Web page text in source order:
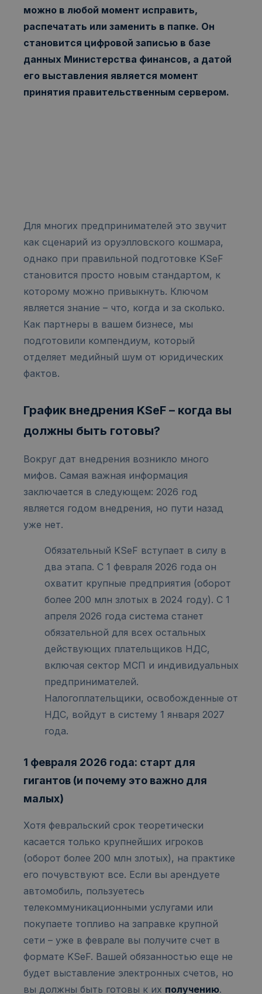
можно в любой момент исправить,
распечатать или заменить в папке. Он
становится цифровой записью в базе
данных Министерства финансов, а датой
его выставления является момент
принятия правительственным сервером.
Для многих предпринимателей это звучит
как сценарий из оруэлловского кошмара,
однако при правильной подготовке KSeF
становится просто новым стандартом, к
которому можно привыкнуть. Ключом
является знание – что, когда и за сколько.
Как партнеры в вашем бизнесе, мы
подготовили компендиум, который
отделяет медийный шум от юридических
фактов.
График внедрения KSeF – когда вы
должны быть готовы?
Вокруг дат внедрения возникло много
мифов. Самая важная информация
заключается в следующем: 2026 год
является годом внедрения, но пути назад
уже нет.
Обязательный KSeF вступает в силу в
два этапа. С 1 февраля 2026 года он
охватит крупные предприятия (оборот
более 200 млн злотых в 2024 году). С 1
апреля 2026 года система станет
обязательной для всех остальных
действующих плательщиков НДС,
включая сектор МСП и индивидуальных
предпринимателей.
Налогоплательщики, освобожденные от
НДС, войдут в систему 1 января 2027
года.
1 февраля 2026 года: старт для
гигантов (и почему это важно для
малых)
Хотя февральский срок теоретически
касается только крупнейших игроков
(оборот более 200 млн злотых), на практике
его почувствуют все. Если вы арендуете
автомобиль, пользуетесь
телекоммуникационными услугами или
покупаете топливо на заправке крупной
сети – уже в феврале вы получите счет в
формате KSeF. Вашей обязанностью еще не
будет выставление электронных счетов, но
вы должны быть готовы к их получению.